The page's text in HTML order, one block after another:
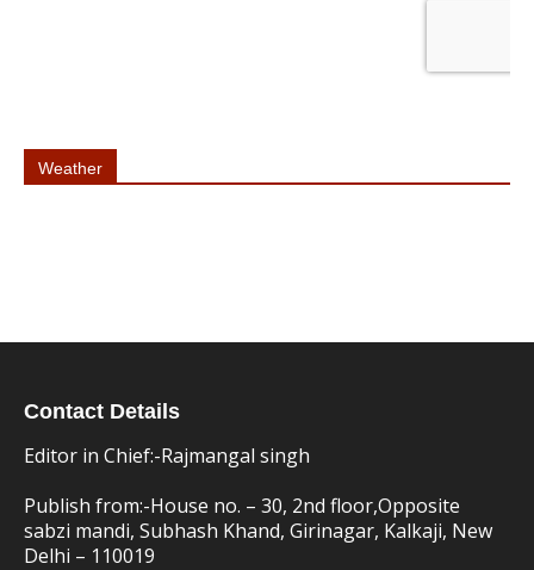
Weather
Contact Details
Editor in Chief:-Rajmangal singh
Publish from:-House no. – 30, 2nd floor,Opposite
sabzi mandi, Subhash Khand, Girinagar, Kalkaji, New
Delhi – 110019